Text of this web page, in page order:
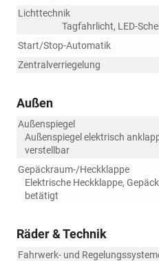
Lichttechnik
Tagfahrlicht, LED-
Start/Stop-Automatik
Zentralverriegelung
Außen
Außenspiegel
Außenspiegel elektrisch
verstellbar
Gepäckraum-/Heckklappe
Elektrische Heckklappe,
betätigt
Räder & Technik
Fahrwerk- und